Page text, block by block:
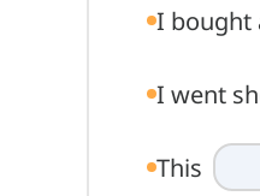
I bought
I went
This